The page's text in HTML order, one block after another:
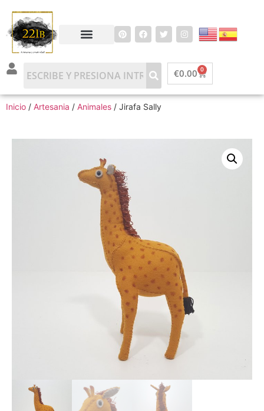
€0.00 0
Inicio / Artesania / Animales / Jirafa Sally